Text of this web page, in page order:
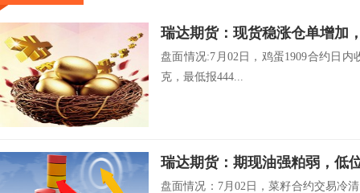
瑞达期货：现货稳涨仓单增加
盘面情况:7月02日，鸡蛋1909合约日内
克，最低报444...
瑞达期货：期现油强粕弱，
盘面情况：7月02日，菜籽合约交易冷